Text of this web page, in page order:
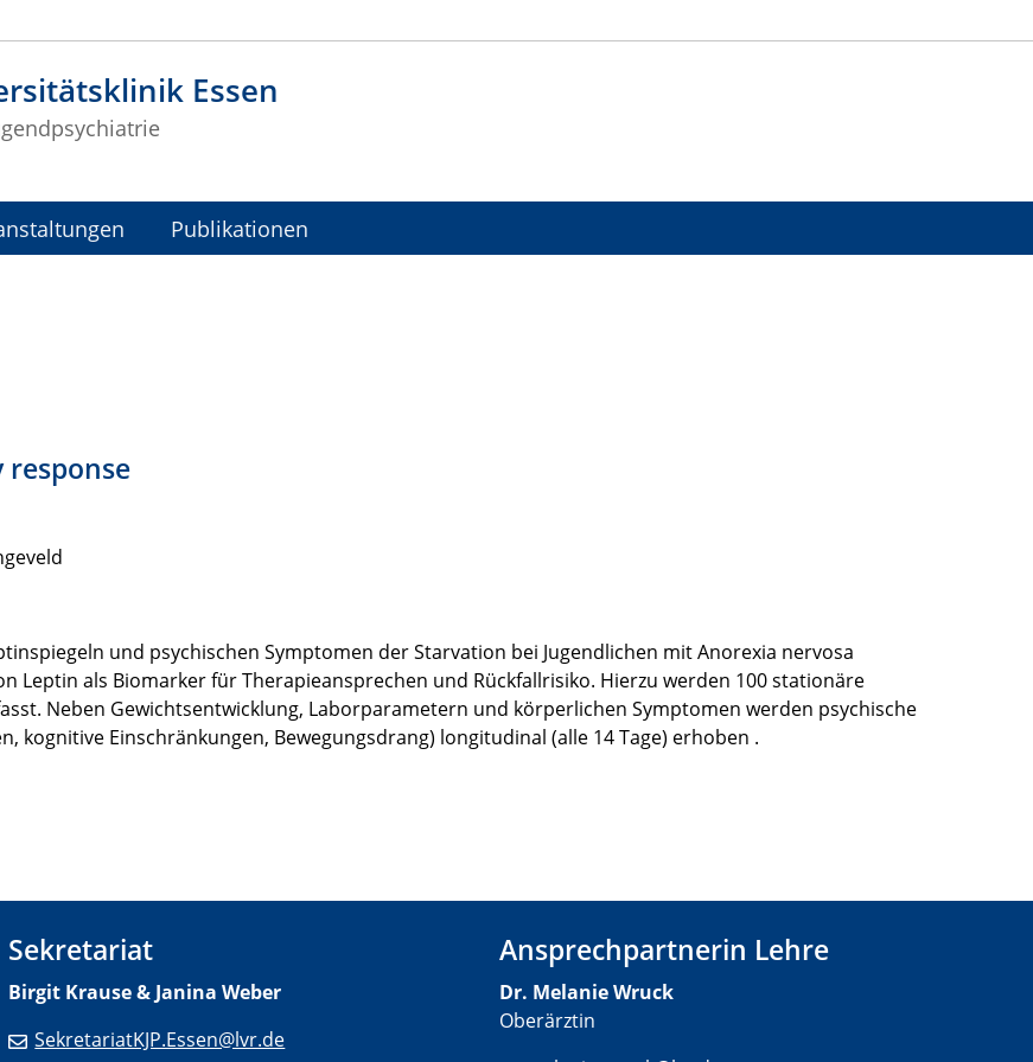
Essen
Publikationen
response
und psychischen Symptomen der Starvation bei Jugendlichen mit Anorexia nervosa
Leptin als Biomarker für Therapieansprechen und Rückfallrisiko. Hierzu werden 100 stationäre
Neben Gewichtsentwicklung, Laborparametern und körperlichen Symptomen werden psychische
kognitive Einschränkungen, Bewegungsdrang) longitudinal (alle 14 Tage) erhoben .
Sekretariat
Birgit Krause & Janina Weber
SekretariatKJP.Essen@lvr.de
Ansprechpartnerin Lehre
Dr. Melanie Wruck
Oberärztin